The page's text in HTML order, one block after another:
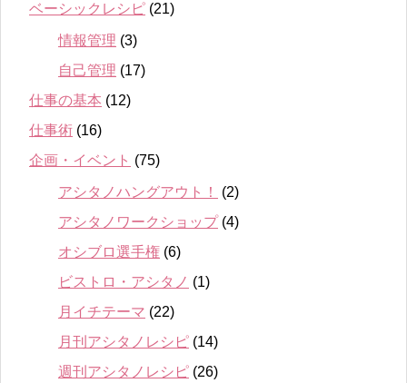
ベーシックレシピ (21)
情報管理 (3)
自己管理 (17)
仕事の基本 (12)
仕事術 (16)
企画・イベント (75)
アシタノハングアウト！
(2)
アシタノワークショップ(4)
オシブロ選手権 (6)
ビストロ・アシタノ (1)
月イチテーマ (22)
月刊アシタノレシピ (14)
週刊アシタノレシピ (26)